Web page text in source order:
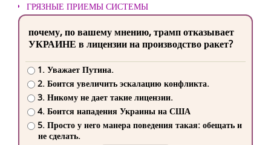
ГРЯЗНЫЕ ПРИЕМЫ СИСТЕМЫ
почему, по вашему мнению, трамп отказывает
УКРАИНЕ в лицензии на производство ракет?
1. Уважает Путина.
2. Боится увеличить эскалацию конфликта.
3. Никому не дает такие лицензии.
4. Боится нападения Украины на США
5. Просто у него манера поведения такая: обещать и
не сделать.